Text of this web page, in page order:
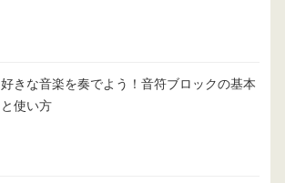
好きな音楽を奏でよう！音符ブロックの基本
と使い方